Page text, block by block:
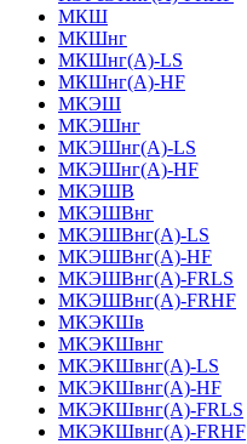
МКШ
МКШнг
МКШнг(А)-LS
МКШнг(А)-HF
МКЭШ
МКЭШнг
МКЭШнг(А)-LS
МКЭШнг(А)-HF
МКЭШВ
МКЭШВнг
МКЭШВнг(А)-LS
МКЭШВнг(А)-HF
МКЭШВнг(А)-FRLS
МКЭШВнг(А)-FRHF
МКЭКШв
МКЭКШвнг
МКЭКШвнг(А)-LS
МКЭКШвнг(A)-HF
МКЭКШвнг(А)-FRLS
МКЭКШвнг(A)-FRHF